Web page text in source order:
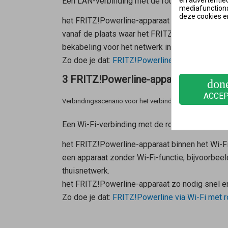
het FRITZ!Powerline-apparaat buiten het Wi-
vanaf de plaats waar het FRITZ!Powerline-
bekabeling voor het netwerk in huis.
Zo doe je dat: FRITZ!Powerline via LAN met
3 FRITZ!Powerline-apparaat via Wi-
Verbindingsscenario voor het verbindingstype Wi-Fi-
Een Wi-Fi-verbinding met de router is zinvol
het FRITZ!Powerline-apparaat binnen het
een apparaat zonder Wi-Fi-functie,
thuisnetwerk.
het FRITZ!Powerline-apparaat zo nodig snel
Zo doe je dat: FRITZ!Powerline via Wi-Fi met
deze cookies